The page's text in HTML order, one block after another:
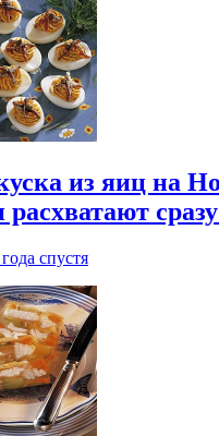
из яиц на
расхватают
спустя